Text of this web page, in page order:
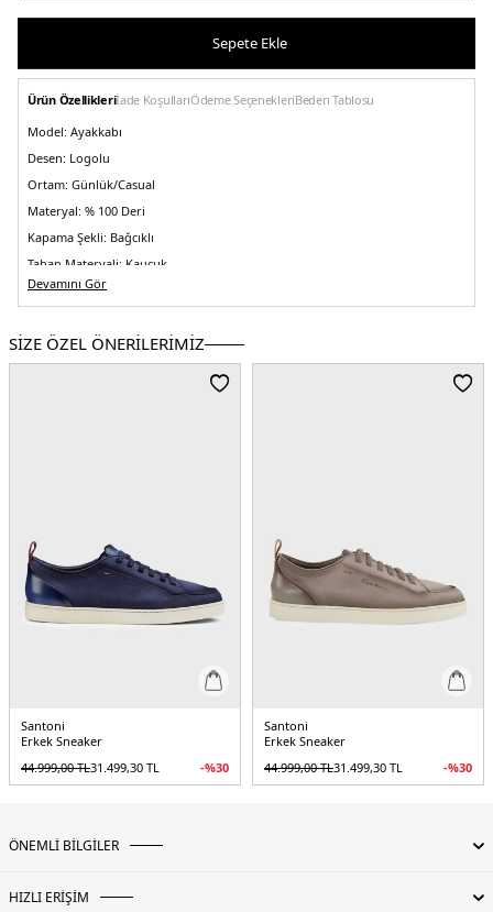
Sepete Ekle
Ürün Özellikleriİade KoşullarıÖdeme SeçenekleriBeden Tablosu
Model: Ayakkabı
Desen: Logolu
Ortam: Günlük/Casual
Materyal: % 100 Deri
Kapama Şekli: Bağcıklı
Taban Materyali: Kauçuk
Burun Tipi:Yuvarlak Burun
Topuk Tipi:Düz
Yaş Grubu:Yetişkin
Devamını Gör
SİZE ÖZEL ÖNERİLERİMİZ
Santoni
Erkek Sneaker
44.999,00TL31.499,30 TL -%30
Santoni
Erkek Sneaker
44.999,00TL31.499,30 TL -%30
ÖNEMLİ BİLGİLER
HIZLI ERİŞİM